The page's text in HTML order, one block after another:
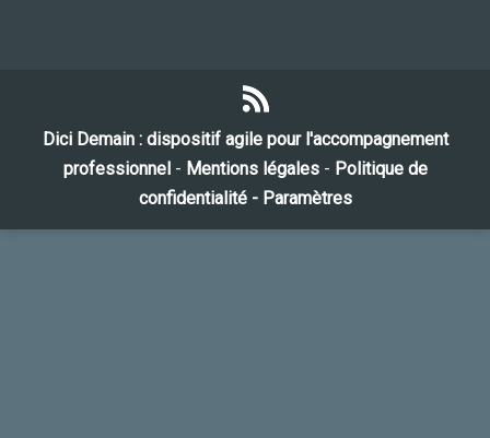
Dici Demain : dispositif agile pour l'accompagnement
professionnel - Mentions légales- Politique de
confidentialité - Paramètres